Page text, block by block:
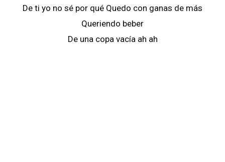
De ti yo no sé por qué Quedo con ganas de más
Queriendo beber
De una copa vacía ah ah